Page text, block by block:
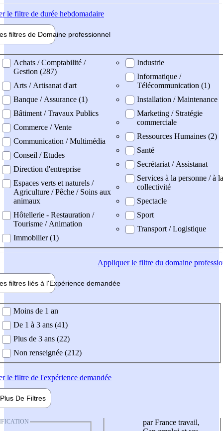
le filtre de durée hebdomadaire
filtres de Domaine professionnel
professionel
Achats / Comptabilité /
Gestion (287)
Arts / Artisanat d'art
Banque / Assurance (1)
Bâtiment / Travaux Publics
Commerce / Vente
Communication / Multimédia
Conseil / Etudes
Direction d'entreprise
Espaces verts et naturels /
Agriculture / Pêche / Soins aux
animaux
Hôtellerie - Restauration /
Tourisme / Animation
Immobilier (1)
Industrie
Informatique /
Télécommunication (1)
Installation / Maintenance
Marketing / Stratégie
commerciale
Ressources Humaines (2)
Santé
Secrétariat / Assistanat
Services à la personne / à la
collectivité
Spectacle
Sport
Transport / Logistique
Appliquerle filtre du domaine
filtres liés à l'Expérience demandée
demandée
Moins de 1 an
De 1 à 3 ans (41)
Plus de 3 ans (22)
Non renseignée (212)
le filtre de l'expérience demandée
Plus De Filtres
par France travail,